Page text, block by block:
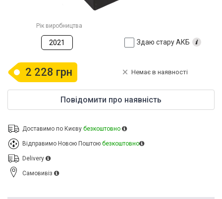
Рік виробництва
2021 Здаю стару АКБ
2 228 грн Немає в наявності
Повідомити про наявність
Доставимо по Києву безкоштовно
Відправимо Новою Поштою безкоштовно
Delivery
Cамовивіз